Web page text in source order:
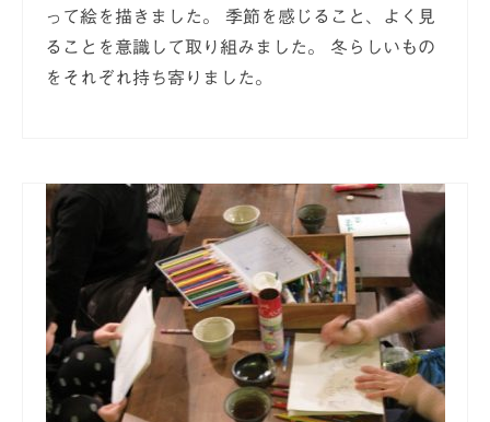
って絵を描きました。 季節を感じること、よく見
ることを意識して取り組みました。 冬らしいもの
をそれぞれ持ち寄りました。